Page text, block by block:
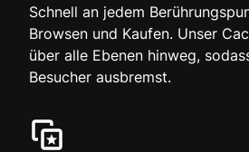
Schnell an jedem
Browsen und Kaufen. Unser
über alle Ebenen hinweg,
Besucher ausbremst.